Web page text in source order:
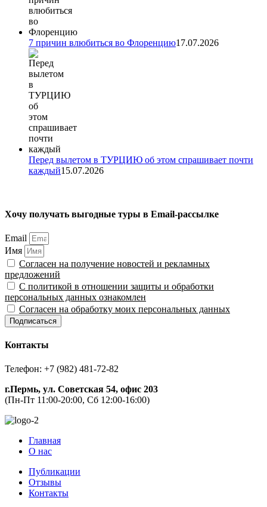
7 причин влюбиться во Флоренцию17.07.2026
Перед вылетом в ТУРЦИЮ об этом спрашивает почти
каждый15.07.2026
Хочу получать выгодные туры в Email-рассылке
Email
Имя
Согласен на получение новостей и рекламных
предложений
С политикой в отношении защиты и обработки
персональных данных ознакомлен
Согласен на обработку моих персональных данных
Подписаться
Контакты
Телефон: +7 (982) 481-72-82
г.Пермь, ул. Советская 54, офис 203
(Пн-Пт 11:00-20:00, Сб 12:00-16:00)
Главная
О нас
Публикации
Отзывы
Контакты